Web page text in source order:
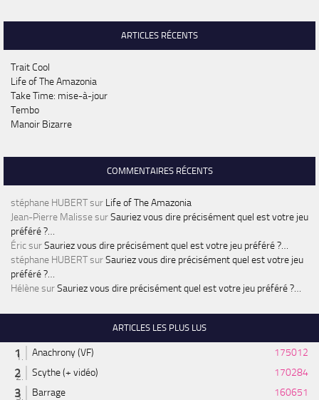
ARTICLES RÉCENTS
Trait Cool
Life of The Amazonia
Take Time: mise-à-jour
Tembo
Manoir Bizarre
COMMENTAIRES RÉCENTS
stéphane HUBERTsur Life of The Amazonia
Jean-Pierre MalissesurSauriez vous dire précisément quel est votre jeu
préféré ?…
ÉricsurSauriez vous dire précisément quel est votre jeu préféré ?…
stéphane HUBERTsurSauriez vous dire précisément quel est votre jeu
préféré ?…
HélènesurSauriez vous dire précisément quel est votre jeu préféré ?…
ARTICLES LES PLUS LUS
Anachrony (VF)
175012
Scythe (+ vidéo)
170284
Barrage
160651